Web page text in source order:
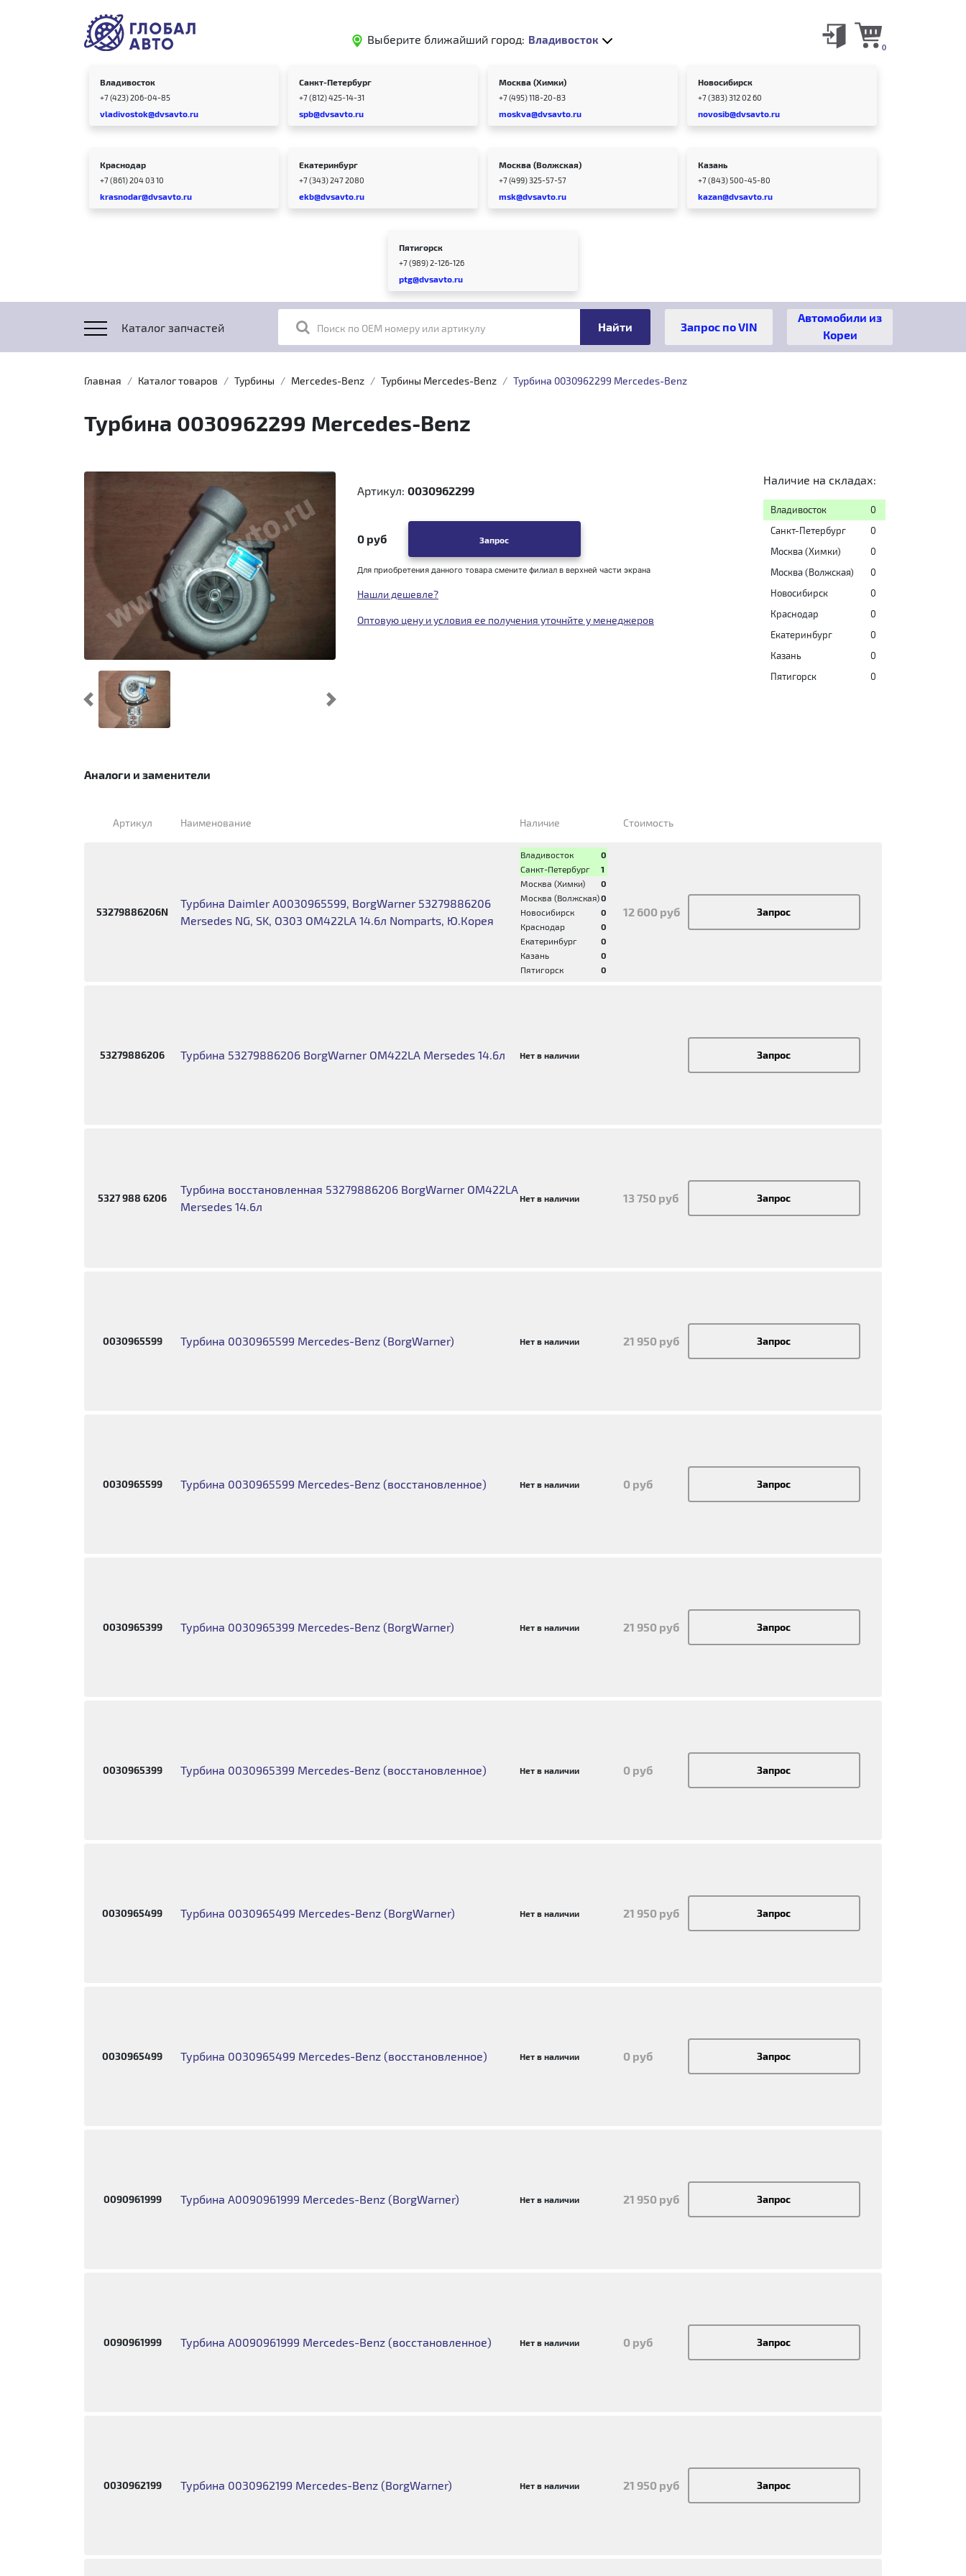
Выберите ближайший город: Владивосток
0
Владивосток
+7 (423) 206-04-85
vladivostok@dvsavto.ru
Санкт-Петербург
+7 (812) 425-14-31
spb@dvsavto.ru
Москва (Химки)
+7 (495) 118-20-83
moskva@dvsavto.ru
Новосибирск
+7 (383) 312 02 60
novosib@dvsavto.ru
Краснодар
+7 (861) 204 03 10
krasnodar@dvsavto.ru
Екатеринбург
+7 (343) 247 2080
ekb@dvsavto.ru
Москва (Волжская)
+7 (499) 325-57-57
msk@dvsavto.ru
Казань
+7 (843) 500-45-80
kazan@dvsavto.ru
Пятигорск
+7 (989) 2-126-126
ptg@dvsavto.ru
Каталог запчастей Поиск по OEM номеру или артикулу
Автомобили из
Кореи
Главная Каталог товаров Турбины Mercedes-Benz Турбины Mercedes-Benz Турбина 0030962299 Mercedes-Benz
Турбина 0030962299 Mercedes-Benz
Предыдущий Cледующий
Артикул: 0030962299
0 руб Запрос
Для приобретения данного товара смените филиал в верхней части экрана
Нашли дешевле?
Оптовую цену и условия ее получения уточнйте у менеджеров
Наличие на складах:
Владивосток
0
Санкт-Петербург
0
Москва (Химки)
0
Москва (Волжская)
0
Новосибирск
0
Краснодар
0
Екатеринбург
0
Казань
0
Пятигорск
0
Аналоги и заменители
Артикул Наименование Наличие Стоимость
53279886206N
Турбина Daimler A0030965599, BorgWarner 53279886206
Mersedes NG, SK, O303 OM422LA 14.6л Nomparts, Ю.Корея
Владивосток
0
Санкт-Петербург
1
Москва (Химки)
0
Москва (Волжская)0
Новосибирск
0
Краснодар
0
Екатеринбург
0
Казань
0
Пятигорск
0
12 600 руб Запрос
53279886206 Турбина 53279886206 BorgWarner OM422LA Mersedes 14.6л Нет в наличии Запрос
5327 988 6206
Турбина восстановленная 53279886206 BorgWarner OM422LA
Mersedes 14.6л
Нет в наличии 13 750 руб Запрос
0030965599 Турбина 0030965599 Mercedes-Benz (BorgWarner) Нет в наличии 21 950 руб Запрос
0030965599 Турбина 0030965599 Mercedes-Benz (восстановленное) Нет в наличии 0 руб Запрос
0030965399 Турбина 0030965399 Mercedes-Benz (BorgWarner) Нет в наличии 21 950 руб Запрос
0030965399 Турбина 0030965399 Mercedes-Benz (восстановленное) Нет в наличии 0 руб Запрос
0030965499 Турбина 0030965499 Mercedes-Benz (BorgWarner) Нет в наличии 21 950 руб Запрос
0030965499 Турбина 0030965499 Mercedes-Benz (восстановленное) Нет в наличии 0 руб Запрос
0090961999 Турбина A0090961999 Mercedes-Benz (BorgWarner) Нет в наличии 21 950 руб Запрос
0090961999 Турбина A0090961999 Mercedes-Benz (восстановленное) Нет в наличии 0 руб Запрос
0030962199 Турбина 0030962199 Mercedes-Benz (BorgWarner) Нет в наличии 21 950 руб Запрос